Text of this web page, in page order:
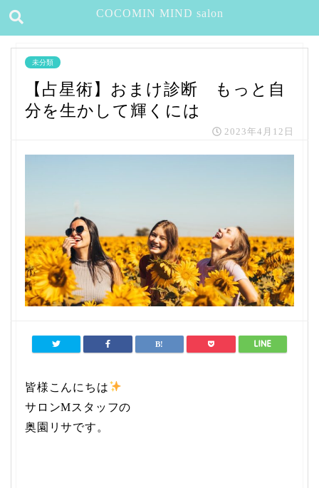
COCOMIN MIND salon
未分類
【占星術】おまけ診断 もっと自
分を生かして輝くには
2023年4月12日
皆様こんにちは
サロンMスタッフの
奥園リサです。